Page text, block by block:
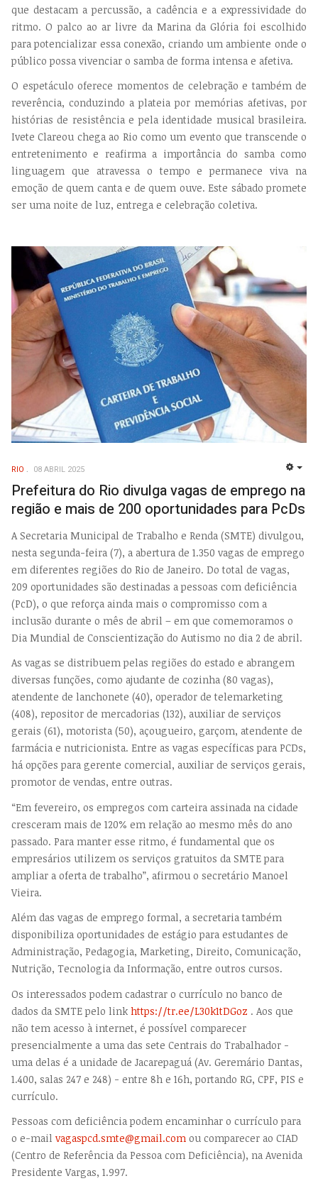
que destacam a percussão, a cadência e a expressividade do
ritmo. O palco ao ar livre da Marina da Glória foi escolhido
para potencializar essa conexão, criando um ambiente onde o
público possa vivenciar o samba de forma intensa e afetiva.
O espetáculo oferece momentos de celebração e também de
reverência, conduzindo a plateia por memórias afetivas, por
histórias de resistência e pela identidade musical brasileira.
Ivete Clareou chega ao Rio como um evento que transcende o
entretenimento e reafirma a importância do samba como
linguagem que atravessa o tempo e permanece viva na
emoção de quem canta e de quem ouve. Este sábado promete
ser uma noite de luz, entrega e celebração coletiva.
RIO 08 ABRIL 2025
Prefeitura do Rio divulga vagas de emprego na
região e mais de 200 oportunidades para PcDs
A Secretaria Municipal de Trabalho e Renda (SMTE) divulgou,
nesta segunda-feira (7), a abertura de 1.350 vagas de emprego
em diferentes regiões do Rio de Janeiro. Do total de vagas,
209 oportunidades são destinadas a pessoas com deficiência
(PcD), o que reforça ainda mais o compromisso com a
inclusão durante o mês de abril – em que comemoramos o
Dia Mundial de Conscientização do Autismo no dia 2 de abril.
As vagas se distribuem pelas regiões do estado e abrangem
diversas funções, como ajudante de cozinha (80 vagas),
atendente de lanchonete (40), operador de telemarketing
(408), repositor de mercadorias (132), auxiliar de serviços
gerais (61), motorista (50), açougueiro, garçom, atendente de
farmácia e nutricionista. Entre as vagas específicas para PCDs,
há opções para gerente comercial, auxiliar de serviços gerais,
promotor de vendas, entre outras.
“Em fevereiro, os empregos com carteira assinada na cidade
cresceram mais de 120% em relação ao mesmo mês do ano
passado. Para manter esse ritmo, é fundamental que os
empresários utilizem os serviços gratuitos da SMTE para
ampliar a oferta de trabalho”, afirmou o secretário Manoel
Vieira.
Além das vagas de emprego formal, a secretaria também
disponibiliza oportunidades de estágio para estudantes de
Administração, Pedagogia, Marketing, Direito, Comunicação,
Nutrição, Tecnologia da Informação, entre outros cursos.
Os interessados podem cadastrar o currículo no banco de
dados da SMTE pelo link https://tr.ee/L30k1tDGoz . Aos que
não tem acesso à internet, é possível comparecer
presencialmente a uma das sete Centrais do Trabalhador -
uma delas é a unidade de Jacarepaguá (Av. Geremário Dantas,
1.400, salas 247 e 248) - entre 8h e 16h, portando RG, CPF, PIS e
currículo.
Pessoas com deficiência podem encaminhar o currículo para
o e-mail vagaspcd.smte@gmail.com ou comparecer ao CIAD
(Centro de Referência da Pessoa com Deficiência), na Avenida
Presidente Vargas, 1.997.